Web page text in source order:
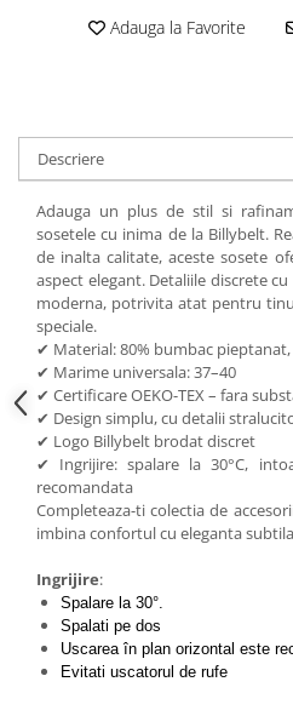
Adauga la Favorite
Descriere
Adauga un plus de stil si
sosetele cu inima de la Billybelt.
de inalta calitate, aceste sosete
aspect elegant. Detaliile discrete
moderna, potrivita atat pentru
speciale.
✔ Material: 80% bumbac
✔ Marime universala: 37–40
✔ Certificare OEKO-TEX – fara
✔ Design simplu, cu detalii
✔ Logo Billybelt brodat discret
✔ Ingrijire: spalare la 30°C,
recomandata
Completeaza-ti colectia de
imbina confortul cu eleganta
Ingrijire:
Spalare la 30°.
Spalati pe dos
Uscarea în plan orizontal este
Evitati uscatorul de rufe